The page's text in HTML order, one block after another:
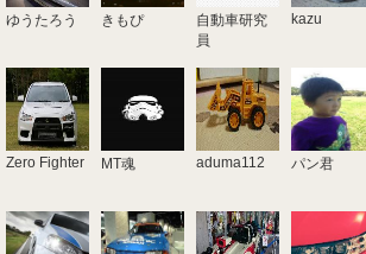
ゆうたろう きもぴ
自動車研究
員
kazu
Zero Fighter MT魂 aduma112 パン君